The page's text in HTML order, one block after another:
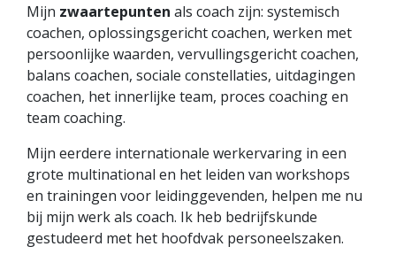
Mijn zwaartepunten als coach zijn: systemisch
coachen, oplossingsgericht coachen, werken met
persoonlijke waarden, vervullingsgericht coachen,
balans coachen, sociale constellaties, uitdagingen
coachen, het innerlijke team, proces coaching en
team coaching.
Mijn eerdere internationale werkervaring in een
grote multinational en het leiden van workshops
en trainingen voor leidinggevenden, helpen me nu
bij mijn werk als coach. Ik heb bedrijfskunde
gestudeerd met het hoofdvak personeelszaken.